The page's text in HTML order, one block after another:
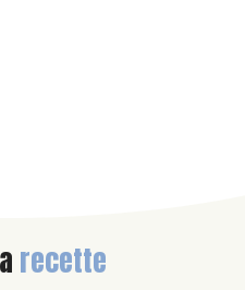
recette